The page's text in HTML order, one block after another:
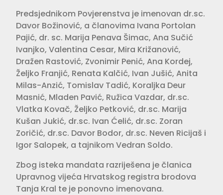
Predsjednikom Povjerenstva je imenovan dr.sc.
Davor Božinović, a članovima Ivana Portolan
Pajić, dr. sc. Marija Penava Šimac, Ana Sučić
Ivanjko, Valentina Cesar, Mira Križanović,
Dražen Rastović, Zvonimir Penić, Ana Kordej,
Željko Franjić, Renata Kalčić, Ivan Jušić, Anita
Milas-Anzić, Tomislav Tadić, Koraljka Deur
Masnić, Mladen Pavić, Ružica Vazdar, dr.sc.
Vlatka Kovač, Željko Petković, dr.sc. Marija
Kušan Jukić, dr.sc. Ivan Ćelić, dr.sc. Zoran
Zoričić, dr.sc. Davor Bodor, dr.sc. Neven Ricijaš i
Igor Salopek, a tajnikom Vedran Soldo.
Zbog isteka mandata razriješena je članica
Upravnog vijeća Hrvatskog registra brodova
Tanja Kral te je ponovno imenovana.